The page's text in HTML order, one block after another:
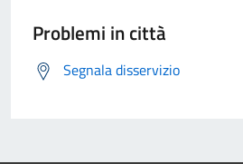
Problemi in città
Segnala disservizio